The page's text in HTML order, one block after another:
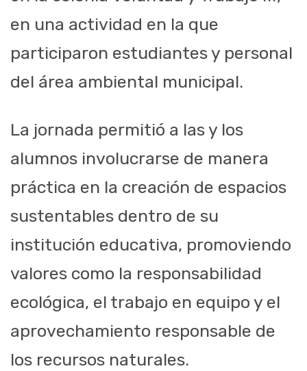
en una actividad en la que
participaron estudiantes y personal
del área ambiental municipal.
La jornada permitió a las y los
alumnos involucrarse de manera
práctica en la creación de espacios
sustentables dentro de su
institución educativa, promoviendo
valores como la responsabilidad
ecológica, el trabajo en equipo y el
aprovechamiento responsable de
los recursos naturales.